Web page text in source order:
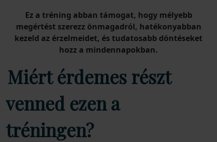
Ez a tréning abban támogat, hogy mélyebb
megértést szerezz önmagadról, hatékonyabban
kezeld az érzelmeidet, és tudatosabb döntéseket
hozz a mindennapokban.
Miért érdemes részt
venned ezen a
tréningen?